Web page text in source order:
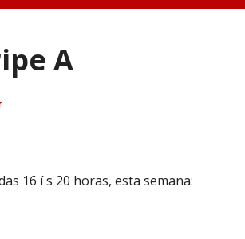
A
16 í s 20 horas, esta semana: